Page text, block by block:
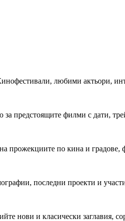
любими актьори,
за предстоящите филми с дати,
прожекциите по кина и
последни проекти и
нови и класически заглавия,